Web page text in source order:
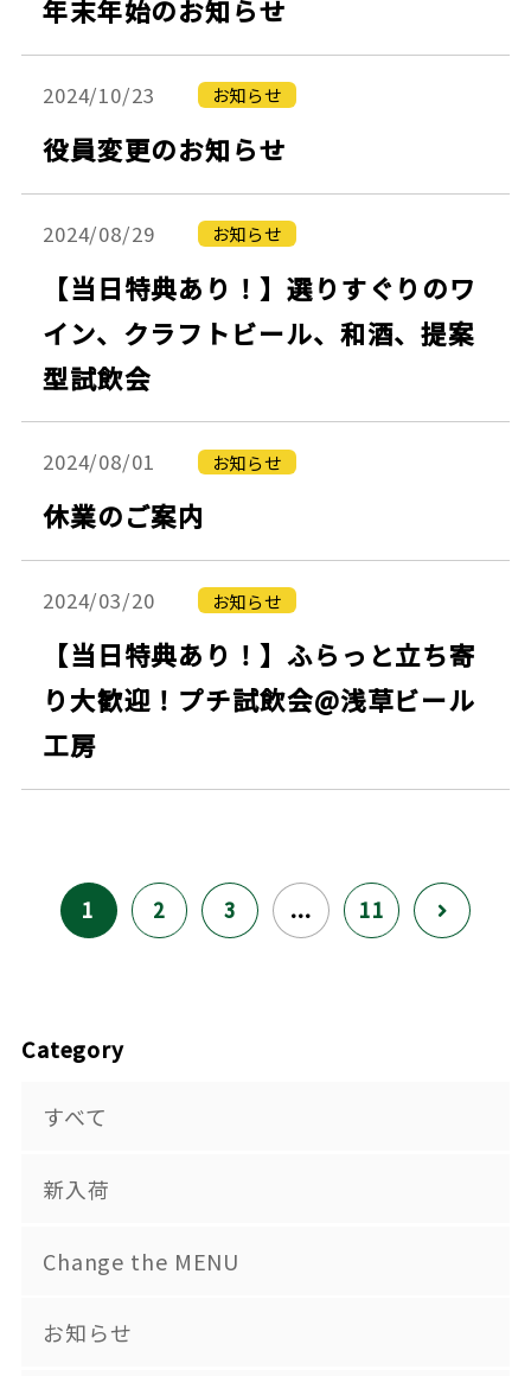
年末年始のお知らせ
2024/10/23 お知らせ
役員変更のお知らせ
2024/08/29 お知らせ
【当日特典あり！】選りすぐりのワ
イン、クラフトビール、和酒、提案
型試飲会
2024/08/01 お知らせ
休業のご案内
2024/03/20 お知らせ
【当日特典あり！】ふらっと立ち寄
り大歓迎！プチ試飲会@浅草ビール
工房
1 2 3 ... 11
Category
すべて
新入荷
Change the MENU
お知らせ